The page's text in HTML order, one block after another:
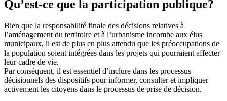
Qu’est-ce que la participation publique?
Bien que la responsabilité finale des décisions relatives à
l’aménagement du territoire et à l’urbanisme incombe aux élus
municipaux, il est de plus en plus attendu que les préoccupations de
la population soient intégrées dans les projets qui pourraient affecter
leur cadre de vie.
Par conséquent, il est essentiel d’inclure dans les processus
décisionnels des dispositifs pour informer, consulter et impliquer
activement les citoyens dans le processus de prise de décision.